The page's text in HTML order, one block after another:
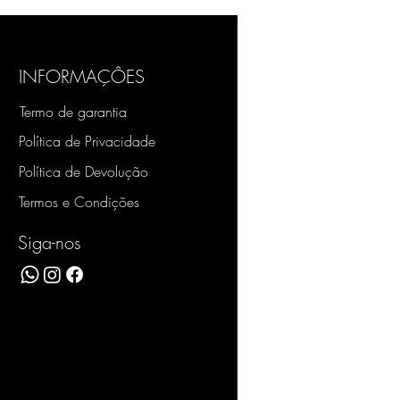
INFORMAÇÔES
Termo de garantia
Política de Privacidade
Política de Devolução
Termos e Condições
Siga-nos